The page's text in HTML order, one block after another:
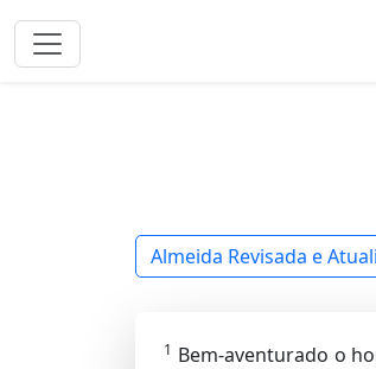
Almeida Revisada e
1 Bem-aventurado o